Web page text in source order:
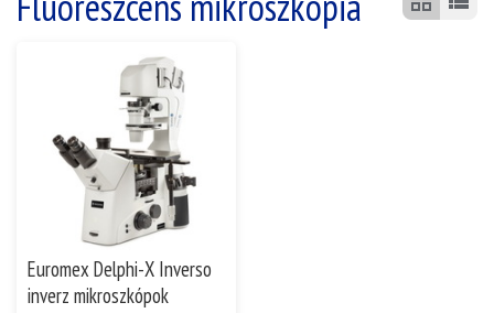
Euromex Delphi-X Inverso
inverz mikroszkópok